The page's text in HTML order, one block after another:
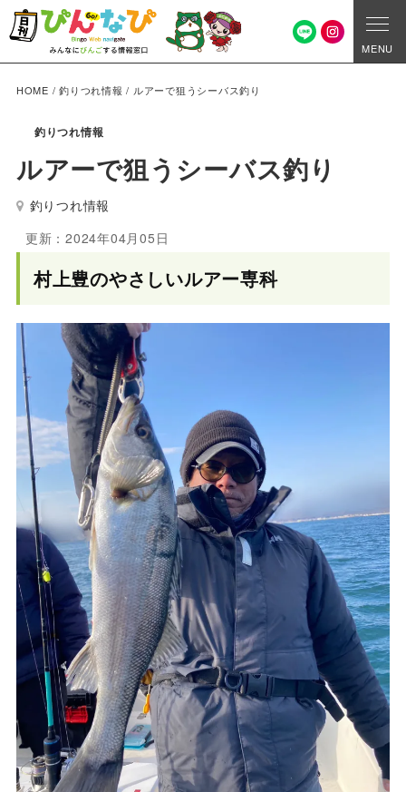
MENU
HOME /釣りつれ情報 / ルアーで狙うシーバス釣り
釣りつれ情報
ルアーで狙うシーバス釣り
釣りつれ情報
更新：2024年04月05日
村上豊のやさしいルアー専科